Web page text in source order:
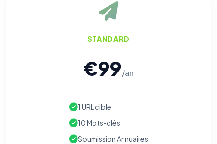
STANDARD
€99/an
1 URL cible
10 Mots-clés
Soumission Annuaires